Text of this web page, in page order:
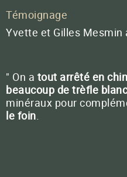
Témoignage
Yvette et Gilles Mesmin
" On a tout arrêté en
beaucoup de trèfle
minéraux pour
le foin.